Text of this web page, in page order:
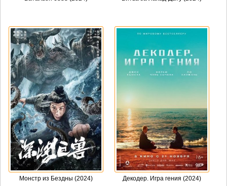
Монстр из Бездны (2024) Декодер. Игра гения (2024)